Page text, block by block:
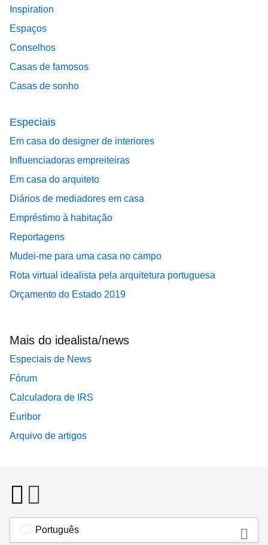
Inspiration
Espaços
Conselhos
Casas de famosos
Casas de sonho
Especiais
Em casa do designer de interiores
Influenciadoras empreiteiras
Em casa do arquiteto
Diários de mediadores em casa
Empréstimo à habitação
Reportagens
Mudei-me para uma casa no campo
Rota virtual idealista pela arquitetura portuguesa
Orçamento do Estado 2019
Mais do idealista/news
Especiais de News
Fórum
Calculadora de IRS
Euribor
Arquivo de artigos
Português